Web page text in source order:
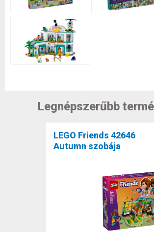
Legnépszerűbb
LEGO Friends 42646
Autumn szobája